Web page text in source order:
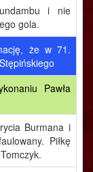
i nie
gola.
że w 71.
Pawła
Burmana i
Piłkę